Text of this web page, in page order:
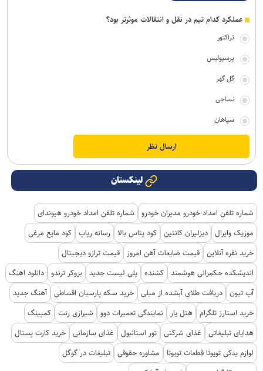
عملکرد کدام تیم در نقل و انتقالات موثرتر بود؟
تراکتور
پرسپولیس
گل گهر
نساجی
سپاهان
لینکستان
شماره تلفن امداد خودرو مدیران خودرو
شماره تلفن امداد خودرو هیوندای
موزیک وایرال دیزلیران کانتین کود پتاس بالا رسانه رپاپ کود مایع مرغی
خرید نقره آنلاین قیمت ضایعات آهن امروز
قیمت ترازو دیجیتال
اندیشکده حکمرانی هوشمند کشنده پلی لیست جدید بروکر ترندو دانلود اهنگ
آپ تیون دریافت طلای آبشده از میلی خرید سکه پارسیان اقساطی آهنگ جدید
خرید استارز تلگرام هتل یار نمایندگی تعمیرات دوو شیرازی رنت کمپینگ
هدایای تبلیغاتی
غذای شرکتی تور استانبول غذای سازمانی خرید کارت پستال
لوازم یدکی تویوتا قطعات تویوتا
مشاوره حقوقی تبلیغات در گوگل